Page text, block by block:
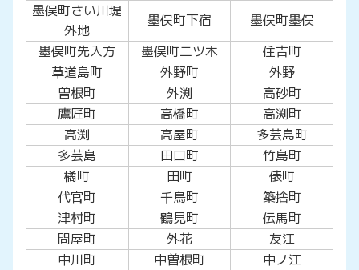
墨俣町さい川堤
外地
墨俣町下宿
墨俣町墨俣
墨俣町先入方
墨俣町二ツ木
住吉町
草道島町
外野町
外野
曽根町
外渕
高砂町
鷹匠町
高橋町
高渕町
高渕
高屋町
多芸島町
多芸島
田口町
竹島町
橘町
田町
俵町
代官町
千鳥町
築捨町
津村町
鶴見町
伝馬町
問屋町
外花
友江
中川町
中曽根町
中ノ江